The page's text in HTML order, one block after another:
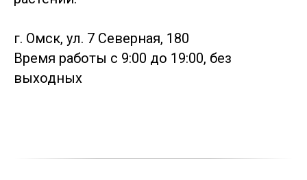
г. Омск, ул. 7 Северная, 180
Время работы с 9:00 до 19:00, без
выходных